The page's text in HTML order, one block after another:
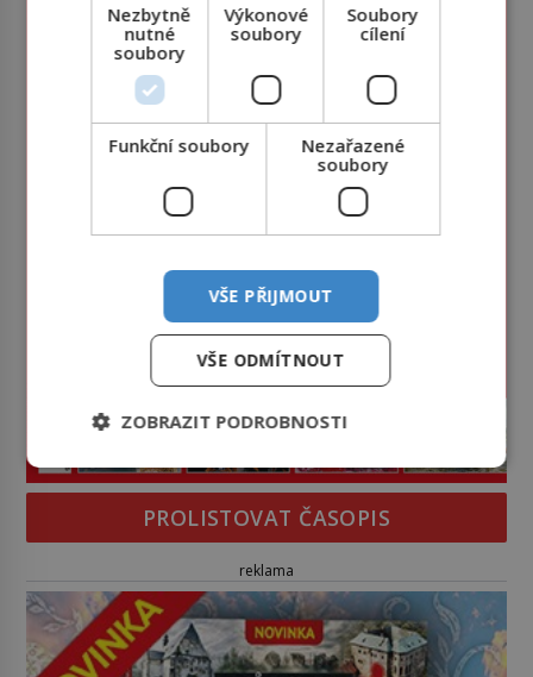
PROLISTOVAT ČASOPIS
reklama
Nezbytně
nutné
soubory
Výkonové
soubory
Soubory
cílení
Funkční soubory
Nezařazené
soubory
VŠE PŘIJMOUT
VŠE ODMÍTNOUT
ZOBRAZIT PODROBNOSTI